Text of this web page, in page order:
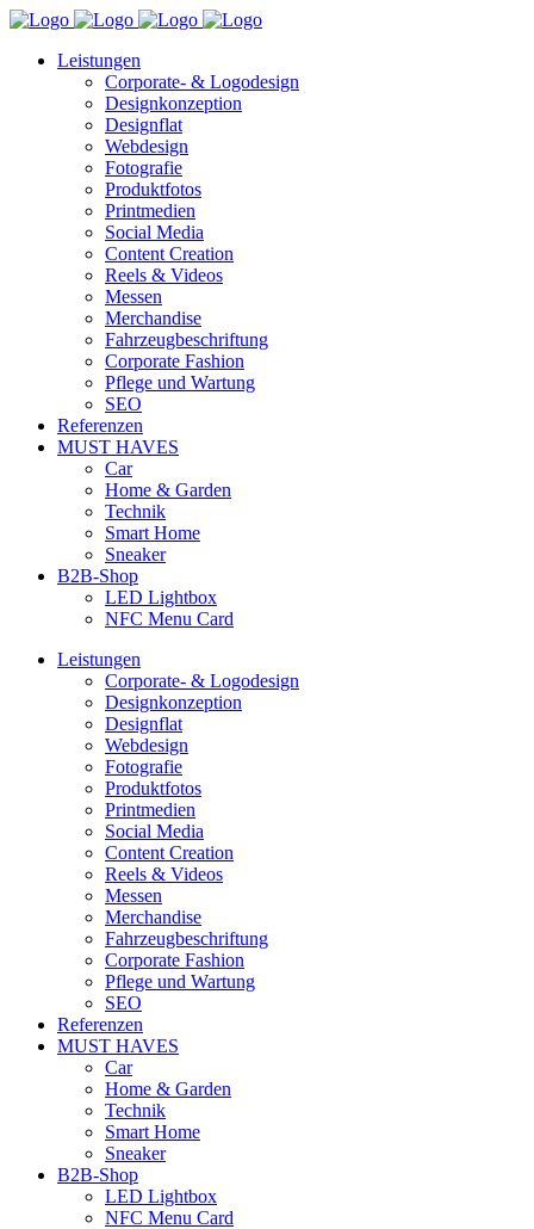
Leistungen
Corporate- & Logodesign
Designkonzeption
Designflat
Webdesign
Fotografie
Produktfotos
Printmedien
Social Media
Content Creation
Reels & Videos
Messen
Merchandise
Fahrzeugbeschriftung
Corporate Fashion
Pflege und Wartung
SEO
Referenzen
MUST HAVES
Car
Home & Garden
Technik
Smart Home
Sneaker
B2B-Shop
LED Lightbox
NFC Menu Card
Leistungen
Corporate- & Logodesign
Designkonzeption
Designflat
Webdesign
Fotografie
Produktfotos
Printmedien
Social Media
Content Creation
Reels & Videos
Messen
Merchandise
Fahrzeugbeschriftung
Corporate Fashion
Pflege und Wartung
SEO
Referenzen
MUST HAVES
Car
Home & Garden
Technik
Smart Home
Sneaker
B2B-Shop
LED Lightbox
NFC Menu Card